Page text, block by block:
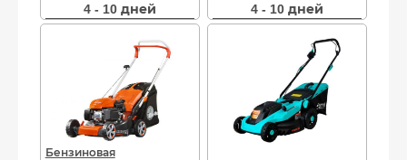
4 - 10 дней
4 - 10 дней
Бензиновая